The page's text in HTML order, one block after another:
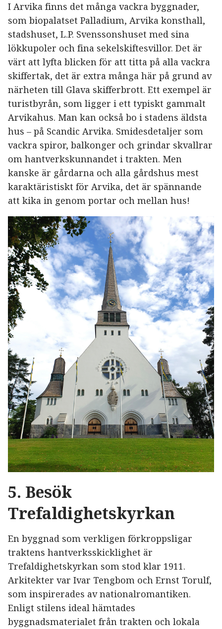
I Arvika finns det många vackra byggnader,
som biopalatset Palladium, Arvika konsthall,
stadshuset, L.P. Svenssonshuset med sina
lökkupoler och fina sekelskiftesvillor. Det är
värt att lyfta blicken för att titta på alla vackra
skiffertak, det är extra många här på grund av
närheten till Glava skifferbrott. Ett exempel är
turistbyrån, som ligger i ett typiskt gammalt
Arvikahus. Man kan också bo i stadens äldsta
hus – på Scandic Arvika. Smidesdetaljer som
vackra spiror, balkonger och grindar skvallrar
om hantverkskunnandet i trakten. Men
kanske är gårdarna och alla gårdshus mest
karaktäristiskt för Arvika, det är spännande
att kika in genom portar och mellan hus!
5. Besök
Trefaldighetskyrkan
En byggnad som verkligen förkroppsligar
traktens hantverksskicklighet är
Trefaldighetskyrkan som stod klar 1911.
Arkitekter var Ivar Tengbom och Ernst Torulf,
som inspirerades av nationalromantiken.
Enligt stilens ideal hämtades
byggnadsmaterialet från trakten och lokala